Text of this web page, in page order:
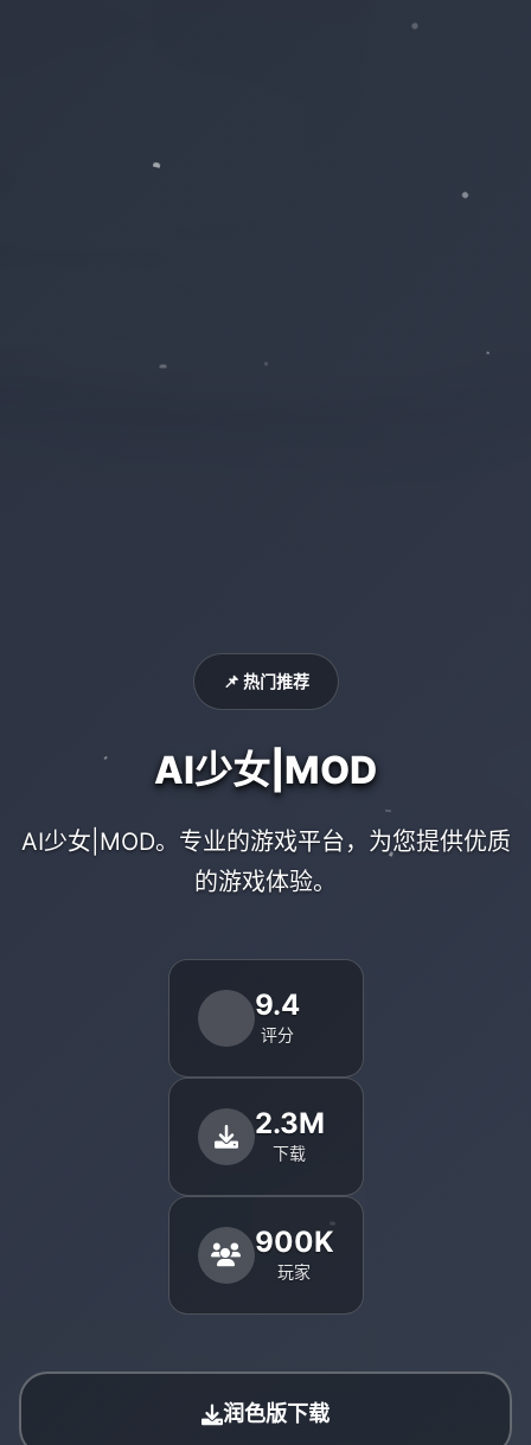
📌 热门推荐
AI少女|MOD
AI少女|MOD。专业的游戏平台，为您提供优质
的游戏体验。
9.4
评分
2.3M
下载
900K
玩家
润色版下载